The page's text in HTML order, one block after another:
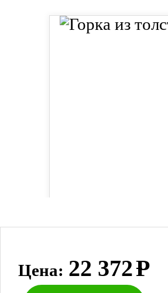
Цена: 22 372Р